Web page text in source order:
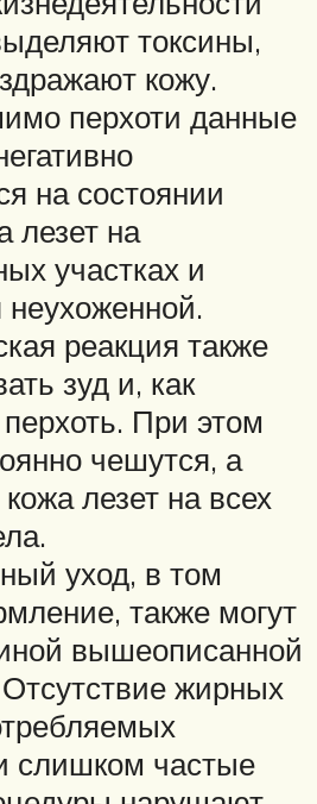
токсины,
кожу.
перхоти данные
на состоянии
лезет на
участках и
неухоженной.
реакция также
зуд и, как
При этом
чешутся, а
лезет на всех
уход, в том
также могут
вышеописанной
жирных
слишком частые